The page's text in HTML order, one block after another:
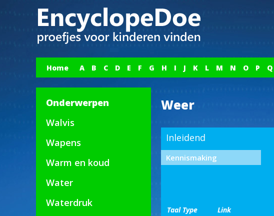
Home A B C D E F G H I J K L M N O P Q
Onderwerpen
Walvis
Wapens
Warm en koud
Water
Waterdruk
Weer
Inleidend
Kennismaking
Taal Type
Link